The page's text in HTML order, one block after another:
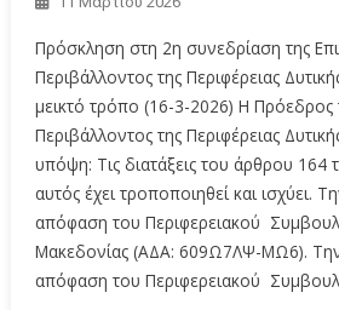
Πρόσκληση στη 2η συνεδρίαση της
Περιβάλλοντος της Περιφέρειας
μεικτό τρόπο (16-3-2026) Η Πρόεδρος
Περιβάλλοντος της Περιφέρειας
υπόψη: Τις διατάξεις του άρθρου
αυτός έχει τροποποιηθεί και ισχύει.
απόφαση του Περιφερειακού
Μακεδονίας (ΑΔΑ: 609Ω7ΛΨ-ΜΩ6). Την
απόφαση του Περιφερειακού